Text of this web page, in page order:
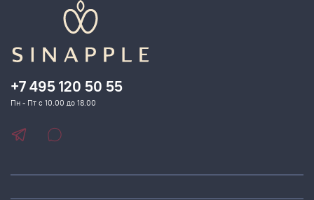
+7 495 120 50 55
Пн - Пт с 10.00 до 18.00